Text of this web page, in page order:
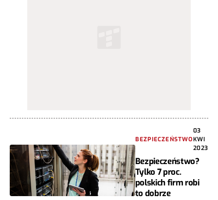
BEZPIECZEŃSTWO
03
KWI
2023
Bezpieczeństwo?
Tylko 7 proc.
polskich firm robi
to dobrze